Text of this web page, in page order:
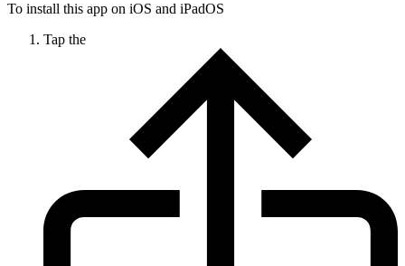
To install this app on iOS and iPadOS
Tap the